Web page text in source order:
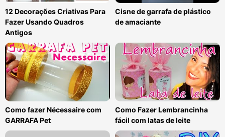
12 Decorações Criativas Para
Fazer Usando Quadros
Antigos
Cisne de garrafa de plástico
de amaciante
Como fazer Nécessaire com
GARRAFA Pet
Como Fazer Lembrancinha
fácil com latas de leite